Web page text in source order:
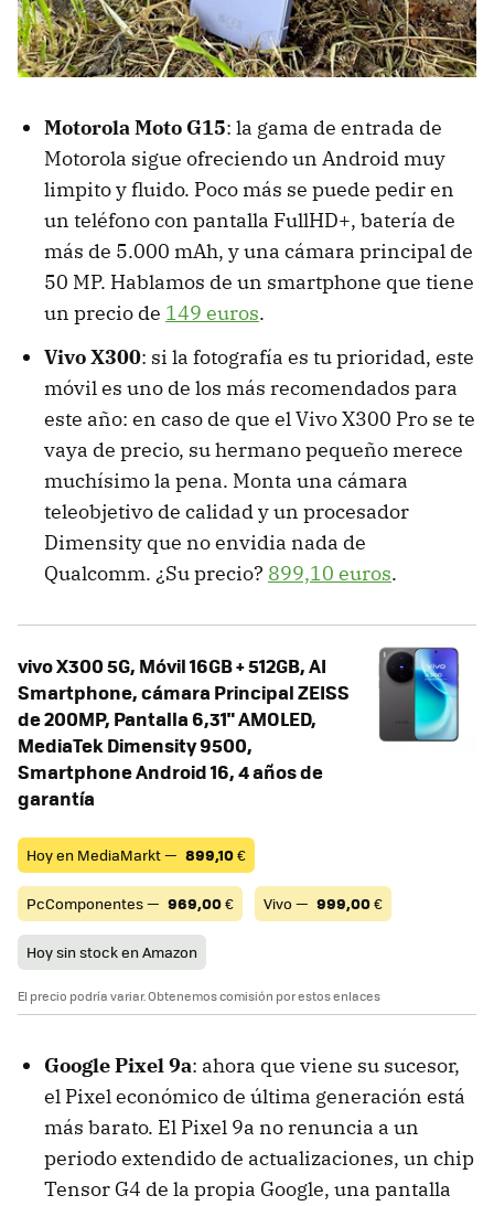
Motorola Moto G15: la gama de entrada de
Motorola sigue ofreciendo un Android muy
limpito y fluido. Poco más se puede pedir en
un teléfono con pantalla FullHD+, batería de
más de 5.000 mAh, y una cámara principal de
50 MP. Hablamos de un smartphone que tiene
un precio de 149 euros.
Vivo X300: si la fotografía es tu prioridad, este
móvil es uno de los más recomendados para
este año: en caso de que el Vivo X300 Pro se te
vaya de precio, su hermano pequeño merece
muchísimo la pena. Monta una cámara
teleobjetivo de calidad y un procesador
Dimensity que no envidia nada de
Qualcomm. ¿Su precio? 899,10 euros.
vivo X300 5G, Móvil 16GB + 512GB, AI
Smartphone, cámara Principal ZEISS
de 200MP, Pantalla 6,31" AMOLED,
MediaTek Dimensity 9500,
Smartphone Android 16, 4 años de
garantía
Hoy en MediaMarkt — 899,10€
PcComponentes — 969,00€ Vivo — 999,00€
Hoy sin stock en Amazon
El precio podría variar. Obtenemos comisión por estos enlaces
Google Pixel 9a: ahora que viene su sucesor,
el Pixel económico de última generación está
más barato. El Pixel 9a no renuncia a un
periodo extendido de actualizaciones, un chip
Tensor G4 de la propia Google, una pantalla